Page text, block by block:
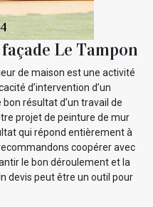
Le Tampon
de maison est une activité
d’intervention d’un
résultat d’un travail de
projet de peinture de mur
qui répond entièrement à
coopérer avec
le bon déroulement et la
devis peut être un outil pour